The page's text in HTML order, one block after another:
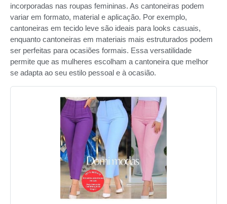
incorporadas nas roupas femininas. As cantoneiras podem
variar em formato, material e aplicação. Por exemplo,
cantoneiras em tecido leve são ideais para looks casuais,
enquanto cantoneiras em materiais mais estruturados podem
ser perfeitas para ocasiões formais. Essa versatilidade
permite que as mulheres escolham a cantoneira que melhor
se adapta ao seu estilo pessoal e à ocasião.